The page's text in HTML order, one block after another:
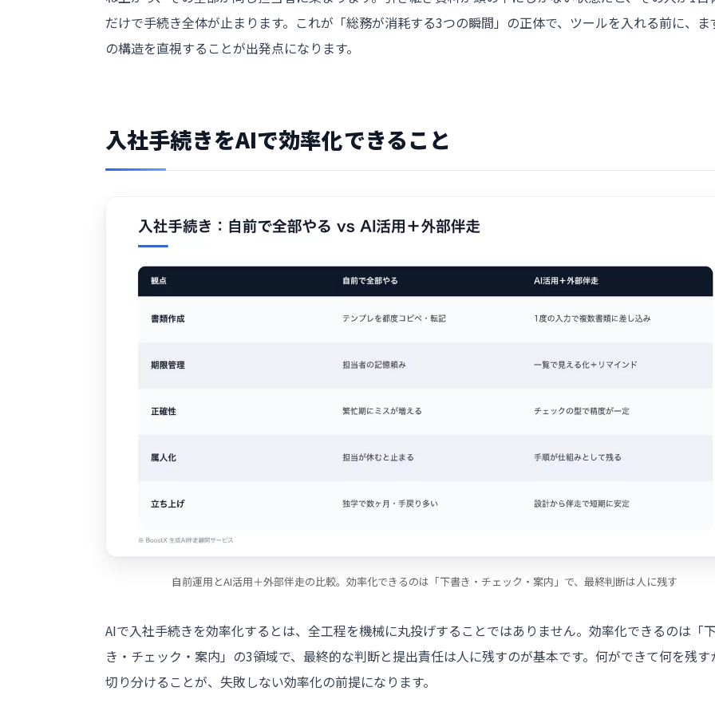
だけで手続き全体が止まります。これが「総務が消耗する3つの瞬間」の正体で、ツールを入れる前に、ま
の構造を直視することが出発点になります。
入社手続きをAIで効率化できること
自前運用とAI活用＋外部伴走の比較。効率化できるのは「下書き・チェック・案内」で、最終判断は人に残す
AIで入社手続きを効率化するとは、全工程を機械に丸投げすることではありません。効率化できるのは「
き・チェック・案内」の3領域で、最終的な判断と提出責任は人に残すのが基本です。何ができて何を残す
切り分けることが、失敗しない効率化の前提になります。